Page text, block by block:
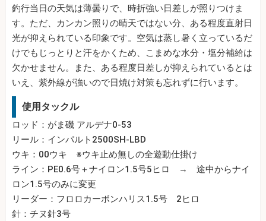
釣行当日の天気は薄曇りで、時折強い日差しが照りつけま
す。ただ、カンカン照りの晴天ではない分、ある程度直射日
光が抑えられている印象です。空気は蒸し暑く立っているだ
けでもじっとりと汗をかくため、こまめな水分・塩分補給は
欠かせません。また、ある程度日差しが抑えられているとは
いえ、紫外線が強いので日焼け対策も忘れずに行います。
使用タックル
ロッド：がま磯 アルデナ0-53
リール：インパルト2500SH-LBD
ウキ：00ウキ ※ウキ止め無しの全遊動仕掛け
ライン：PE0.6号＋ナイロン1.5号5ヒロ → 途中からナイ
ロン1.5号のみに変更
リーダー：フロロカーボンハリス1.5号 2ヒロ
針：チヌ針3号